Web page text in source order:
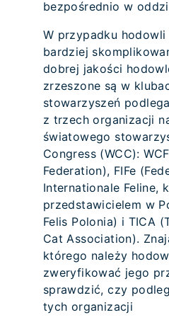
bezpośrednio w
W przypadku
bardziej
dobrej jakości
zrzeszone są w
stowarzyszeń
z trzech organizacji
światowego
Congress (WCC):
Federation), FIFe
Internationale Feline,
przedstawicielem w
Felis Polonia) i TICA
Cat Association).
którego należy
zweryfikować jego
sprawdzić, czy
tych organizacji